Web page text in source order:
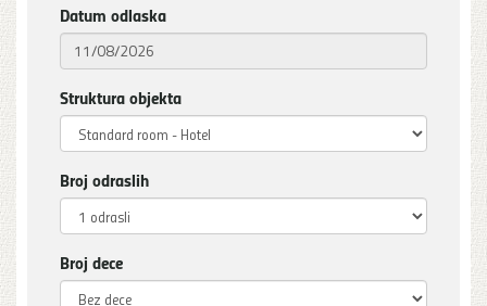
Datum odlaska
Struktura objekta
Broj odraslih
Broj dece